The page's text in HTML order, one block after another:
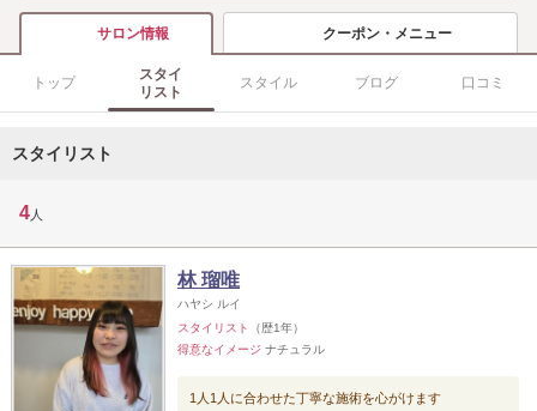
サロン情報 クーポン・メニュー
トップ
スタイ
リスト
スタイル ブログ 口コミ
スタイリスト
4 人
林 瑠唯
ハヤシ ルイ
スタイリスト
（歴1年）
得意なイメージ ナチュラル
1人1人に合わせた丁寧な施術を心がけます